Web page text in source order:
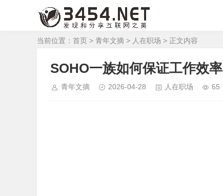
当前位置： 首页 > 青年文摘 > 人在职场 > 正文内容
SOHO一族如何保证工作效率
青年文摘 2026-04-28 人在职场 65